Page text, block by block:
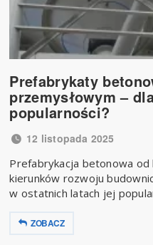
Prefabrykaty
przemysłowym –
popularności?
12 listopada 2025
Prefabrykacja betonowa
kierunków rozwoju
w ostatnich latach jej
ZOBACZ